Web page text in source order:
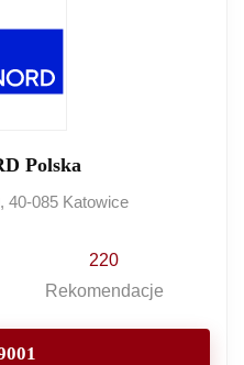
Polska
40-085 Katowice
220
Rekomendacje